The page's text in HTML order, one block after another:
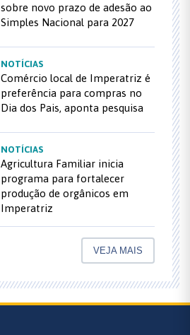
sobre novo prazo de adesão ao
Simples Nacional para 2027
NOTÍCIAS
Comércio local de Imperatriz é
preferência para compras no
Dia dos Pais, aponta pesquisa
NOTÍCIAS
Agricultura Familiar inicia
programa para fortalecer
produção de orgânicos em
Imperatriz
VEJA MAIS